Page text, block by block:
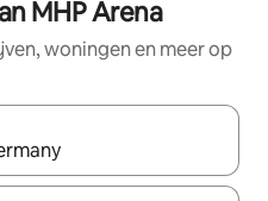
MHP Arena
woningen en meer op
zijn, maak je een keuze